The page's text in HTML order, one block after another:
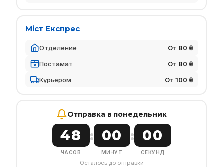
Міст Експрес
Отделение
От 80 ₴
Постамат
От 80 ₴
Курьером
От 100 ₴
Отправка в понедельник
48
ЧАСОВ
: 00
МИНУТ
: 00
СЕКУНД
Осталось до отправки